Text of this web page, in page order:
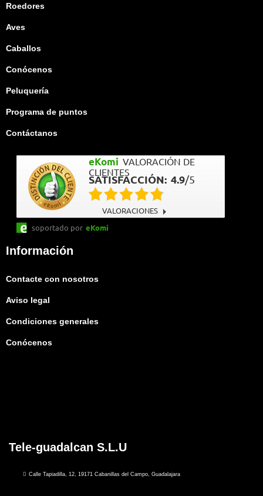
Roedores
Aves
Caballos
Conócenos
Peluquería
Programa de puntos
Contáctanos
eKomi VALORACIÓN DE
CLIENTES
SATISFACCIÓN: 4.9/5
VALORACIONES
soportado por eKomi
Información
Contacte con nosotros
Aviso legal
Condiciones generales
Conócenos
Tele-guadalcan S.L.U
Calle Tapiadilla, 12, 19171 Cabanillas del Campo, Guadalajara